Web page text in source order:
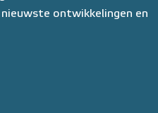
ontwikkelingen en